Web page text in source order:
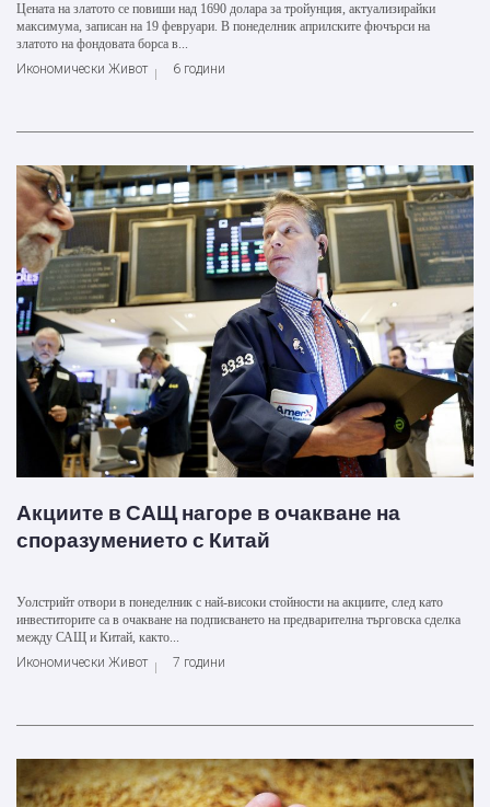
Цената на златото се повиши над 1690 долара за тройунция, актуализирайки
максимума, записан на 19 февруари. В понеделник априлските фючърси на
златото на фондовата борса в...
Икономически Живот
6 години
Акциите в САЩ нагоре в очакване на
споразумението с Китай
Уолстрийт отвори в понеделник с най-високи стойности на акциите, след като
инвеститорите са в очакване на подписването на предварителна търговска сделка
между САЩ и Китай, както...
Икономически Живот
7 години